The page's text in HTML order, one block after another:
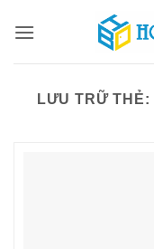
qua
LƯU TRỮ THẺ: